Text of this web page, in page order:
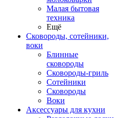
Малая бытовая
техника
Ещё
Сковороды, сотейники,
воки
Блинные
сковороды
Сковороды-гриль
Сотейники
Сковороды
Воки
Аксессуары для кухни